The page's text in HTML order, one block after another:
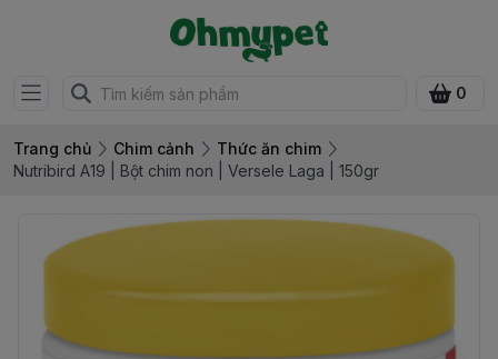
0
Trang chủ Chim cảnh
Thức ăn chim
Nutribird A19 | Bột chim non | Versele Laga | 150gr